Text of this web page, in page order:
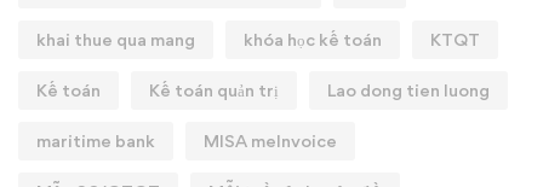
khai thue qua mang khóa học kế toán KTQT
Kế toán Kế toán quản trị Lao dong tien luong
maritime bank MISA meInvoice